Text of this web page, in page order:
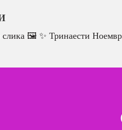
🖼️ ✨ Тринаести